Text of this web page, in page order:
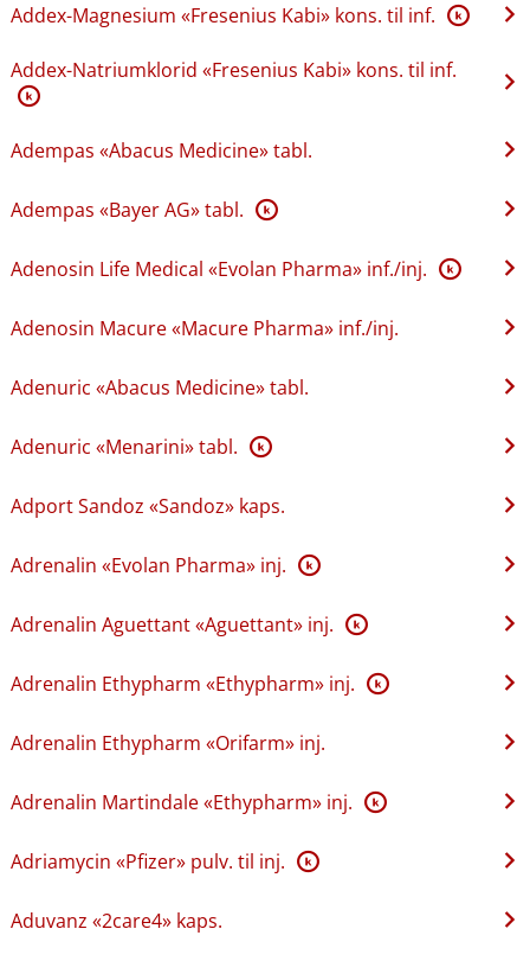
Addex-Magnesium «Fresenius Kabi» kons. til inf. K
Addex-Natriumklorid «Fresenius Kabi» kons. til inf.
K
Adempas «Abacus Medicine» tabl.
Adempas «Bayer AG» tabl. K
Adenosin Life Medical «Evolan Pharma» inf.​/​inj. K
Adenosin Macure «Macure Pharma» inf.​/​inj.
Adenuric «Abacus Medicine» tabl.
Adenuric «Menarini» tabl. K
Adport Sandoz «Sandoz» kaps.
Adrenalin «Evolan Pharma» inj. K
Adrenalin Aguettant «Aguettant» inj. K
Adrenalin Ethypharm «Ethypharm» inj. K
Adrenalin Ethypharm «Orifarm» inj.
Adrenalin Martindale «Ethypharm» inj. K
Adriamycin «Pfizer» pulv. til inj. K
Aduvanz «2care4» kaps.